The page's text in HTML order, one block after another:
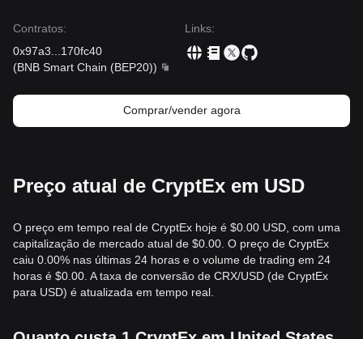
Contratos:
0x97a3
170fc40
(BNB Smart Chain (BEP20))
Links:
Comprar/vender agora
Preço atual de CryptEx em USD
O preço em tempo real de CryptEx hoje é $0.00 USD, com uma
capitalização de mercado atual de $0.00. O preço de CryptEx
caiu 0.00% nas últimas 24 horas e o volume de trading em 24
horas é $0.00. A taxa de conversão de CRX/USD (de CryptEx
para USD) é atualizada em tempo real.